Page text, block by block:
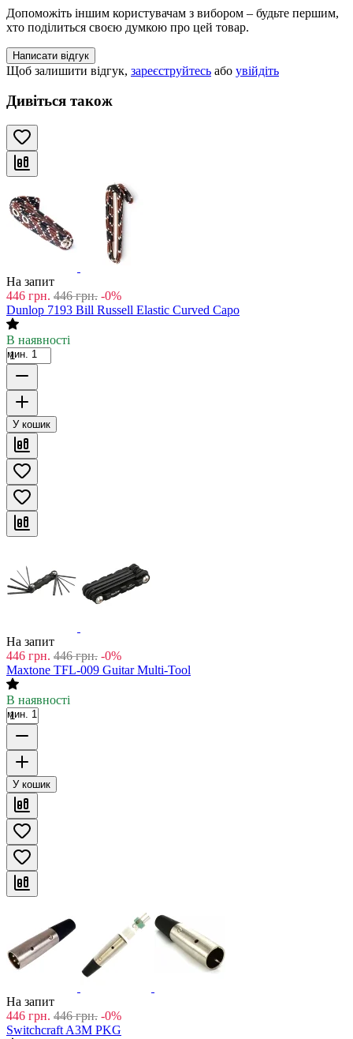
Допоможіть іншим користувачам з вибором – будьте першим,
хто поділиться своєю думкою про цей товар.
Написати відгук
Щоб залишити відгук, зареєструйтесь або увійдіть
Дивіться також
На запит
446 грн. 446 грн. -0%
Dunlop 7193 Bill Russell Elastic Curved Capo
В наявності
мин. 1
У кошик
На запит
446 грн. 446 грн. -0%
Maxtone TFL-009 Guitar Multi-Tool
В наявності
мин. 1
У кошик
На запит
446 грн. 446 грн. -0%
Switchcraft A3M PKG